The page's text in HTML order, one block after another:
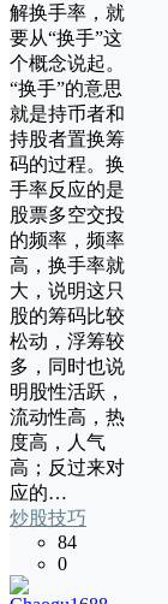
解换手率，就
要从“换手”这
个概念说起。
“换手”的意思
就是持币者和
持股者置换筹
码的过程。换
手率反应的是
股票多空交投
的频率，频率
高，换手率就
大，说明这只
股的筹码比较
松动，浮筹较
多，同时也说
明股性活跃，
流动性高，热
度高，人气
高；反过来对
应的…
炒股技巧
84
0